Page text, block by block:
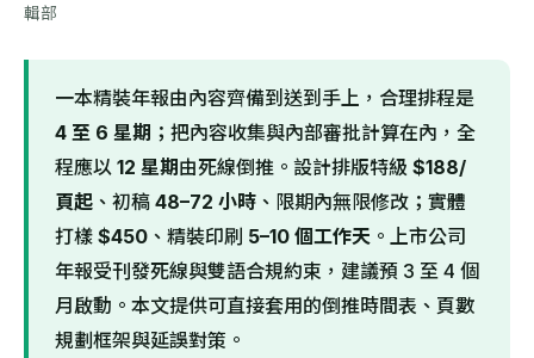
輯部
一本精裝年報由內容齊備到送到手上，合理排程是
4 至 6 星期 ；把內容收集與內部審批計算在內，全
程應以 12 星期由死線倒推。設計排版特級 $188/
頁起 、初稿 48–72 小時 、限期內無限修改；實體
打樣 $450 、精裝印刷 5–10 個工作天 。上市公司
年報受刊發死線與雙語合規約束，建議預 3 至 4 個
月啟動。本文提供可直接套用的倒推時間表、頁數
規劃框架與延誤對策。